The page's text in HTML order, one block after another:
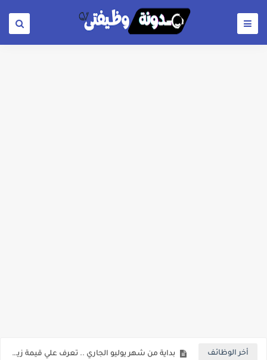
أخر الوظائف للمؤهلات العليا ..اعلان وظائف وزارة التنمية المحلية " اخصائي تخطيط - مهندس - اخصائي حاسبات - باحث قانوني " والتقديم الكتروني بتاريخ 15-7-2026